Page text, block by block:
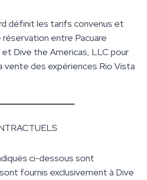
définit les tarifs convenus et
entre Pacuare
Dive the Americas, LLC pour
vente des expériences Rio Vista
ci-dessous sont
fournis exclusivement à Dive